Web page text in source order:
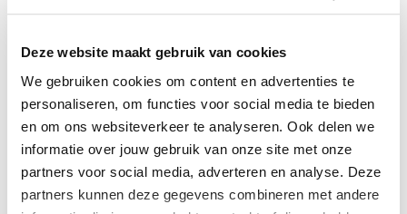
Deze website maakt gebruik van cookies
We gebruiken cookies om content en advertenties te
personaliseren, om functies voor social media te bieden
en om ons websiteverkeer te analyseren. Ook delen we
informatie over jouw gebruik van onze site met onze
partners voor social media, adverteren en analyse. Deze
partners kunnen deze gegevens combineren met andere
De oplossing van Zemper
Gebouwd voor veeleisende
omgevingen